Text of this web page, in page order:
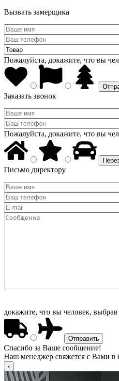
Вызвать замерщика
Пожалуйста, докажите, что вы
Заказать звонок
Пожалуйста, докажите, что вы
Письмо директору
докажите, что вы человек, выбрав
Спасибо за Ваше сообщение!
Наш менеджер свяжется с Вами в